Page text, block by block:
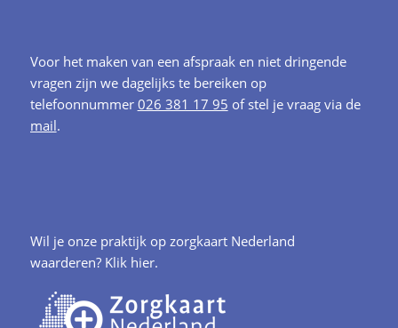
Voor het maken van een afspraak en niet dringende
vragen zijn we dagelijks te bereiken op
telefoonnummer 026 381 17 95 of stel je vraag via de
mail.
Wil je onze praktijk op zorgkaart Nederland
waarderen? Klik hier.